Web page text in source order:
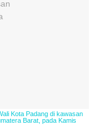
Kota Padang di kawasan
Barat, pada Kamis